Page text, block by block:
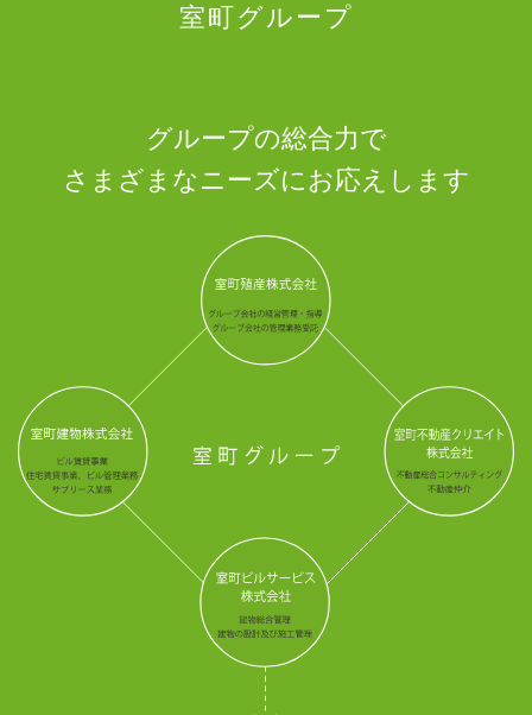
室町グループ
グループの総合力で
さまざまなニーズにお応えします